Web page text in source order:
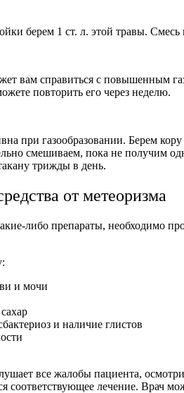
берем 1 ст. л. этой травы.
вам справиться с повышенным
повторить его через неделю.
при газообразовании. Берем
смешиваем, пока не получим
трижды в день.
от метеоризма
либо препараты, необходимо
и мочи
и наличие глистов
все жалобы пациента,
соответствующее лечение. Врач